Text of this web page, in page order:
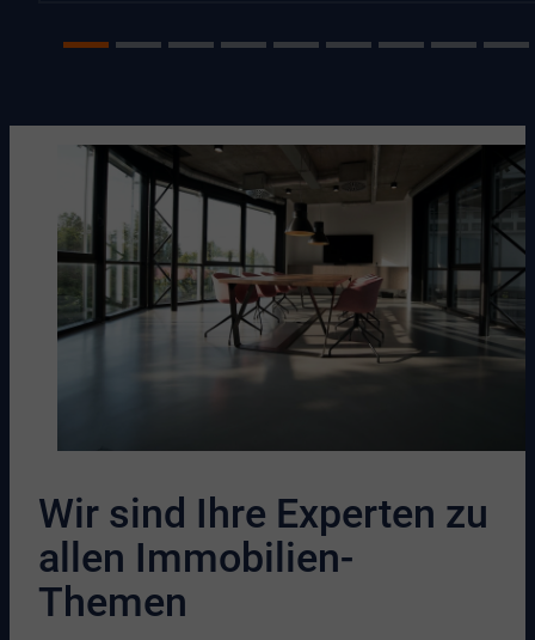
Wir sind Ihre Experten zu
allen Immobilien-
Themen